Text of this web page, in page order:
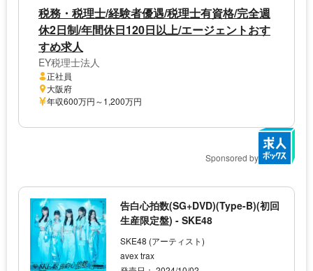
税務・税理士/経験者優遇/税理士有資格/完全週
休2日制/年間休日120日以上/エージェントおす
すめ求人
EY税理士法人
正社員
大阪府
年収600万円～1,200万円
Sponsored by
告白心拍数(SG+DVD)(Type-B)(初回
生産限定盤) - SKE48
SKE48 (アーティスト)
avex trax